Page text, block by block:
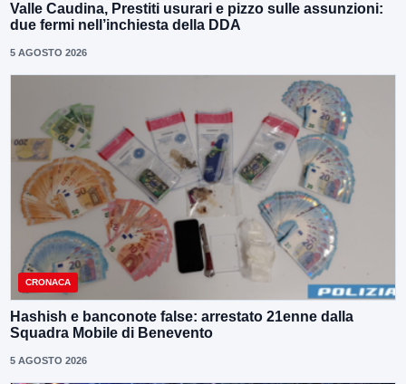
Valle Caudina, Prestiti usurari e pizzo sulle assunzioni:
due fermi nell’inchiesta della DDA
5 AGOSTO 2026
CRONACA
Hashish e banconote false: arrestato 21enne dalla
Squadra Mobile di Benevento
5 AGOSTO 2026